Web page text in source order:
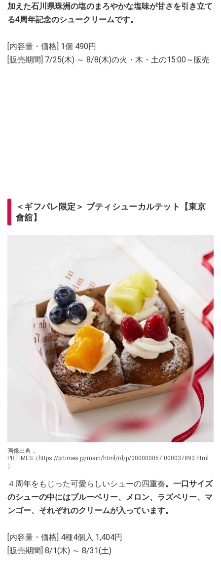
加えた石川県珠洲の塩のまろやかな塩味が甘さを引き立て
る4周年記念のシュークリームです。
[内容量・価格] 1個 490円
[販売期間] 7/25(木) ～ 8/8(木)の火・木・土の15:00～販売
＜ギフパレ限定＞ プティシューカルテット【東京
會舘】
画像出典：
PRTIMES（https://prtimes.jp/main/html/rd/p/000000057.000037893.html
）
４周年をもじった可愛らしいシューの四重奏。一口サイズ
のシューの中にはブルーベリー、メロン、ラズベリー、マ
ンゴー、それぞれのクリームが入っています。
[内容量・価格] 4種4個入 1,404円
[販売期間] 8/1(木) ～ 8/31(土)